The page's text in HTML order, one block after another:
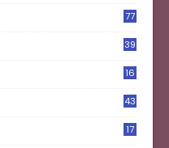
77
39
16
43
17